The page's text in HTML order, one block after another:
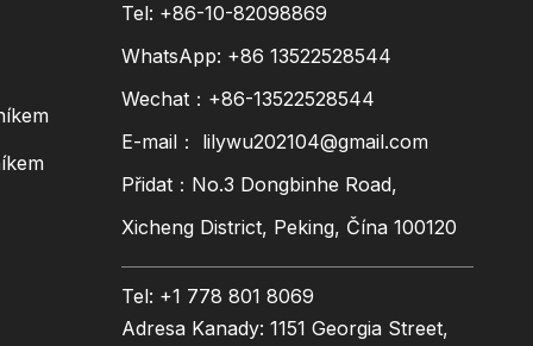
Tel: +86-10-82098869
WhatsApp: +86 13522528544
Wechat：+86-13522528544
E-mail： lilywu202104@gmail.com
Přidat：No.3 Dongbinhe Road,
Xicheng District, Peking, Čína 100120
Tel: +1 778 801 8069
Adresa Kanady: 1151 Georgia Street,